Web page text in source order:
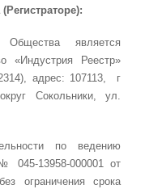
Общества является
«Индустрия Реестр»
адрес: 107113, г
Сокольники, ул.
по ведению
045-13958-000001 от
ограничения срока